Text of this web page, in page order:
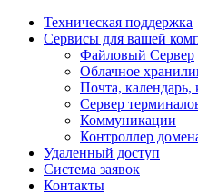
Перейти
содержимому
Техническая поддержка
Сервисы для вашей
Файловый Сервер
Облачное
Почта, календарь,
Сервер
Коммуникации
Контроллер
Удаленный доступ
Система заявок
Контакты